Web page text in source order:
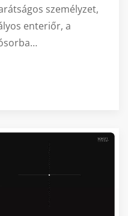
személyzet,
enteriőr, a